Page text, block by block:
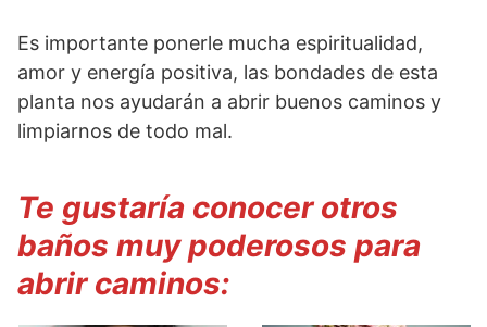
Es importante ponerle mucha espiritualidad,
amor y energía positiva, las bondades de esta
planta nos ayudarán a abrir buenos caminos y
limpiarnos de todo mal.
Te gustaría conocer otros
baños muy poderosos para
abrir caminos: